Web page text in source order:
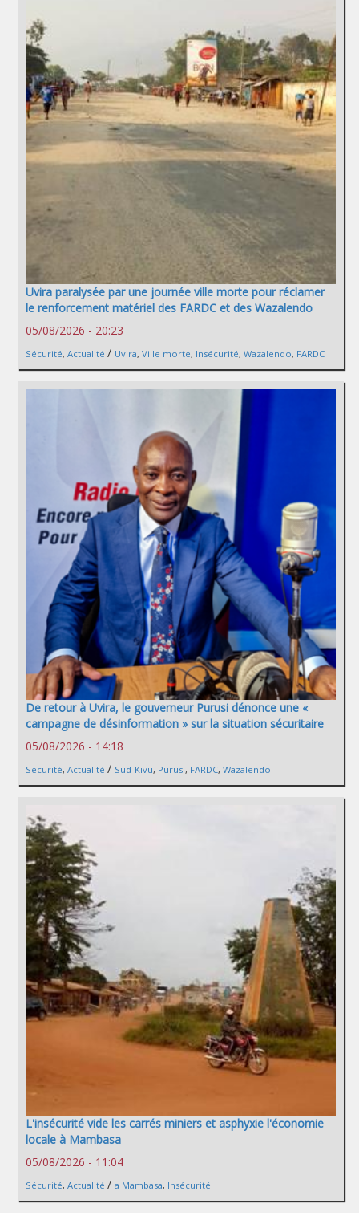
Uvira paralysée par une journée ville morte pour réclamer
le renforcement matériel des FARDC et des Wazalendo
05/08/2026 - 20:23
Sécurité, Actualité / Uvira, Ville morte, Insécurité, Wazalendo, FARDC
De retour à Uvira, le gouverneur Purusi dénonce une «
campagne de désinformation » sur la situation sécuritaire
05/08/2026 - 14:18
Sécurité, Actualité / Sud-Kivu, Purusi, FARDC, Wazalendo
L'insécurité vide les carrés miniers et asphyxie l'économie
locale à Mambasa
05/08/2026 - 11:04
Sécurité, Actualité / a Mambasa, Insécurité